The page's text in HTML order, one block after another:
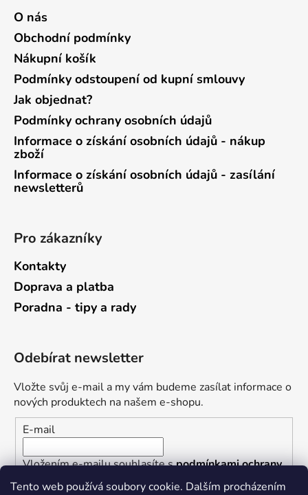
Tento web používá soubory cookie. Dalším procházením
O nás
Obchodní podmínky
Nákupní košík
Podmínky odstoupení od kupní smlouvy
Jak objednat?
Podmínky ochrany osobních údajů
Informace o získání osobních údajů - nákup
zboží
Informace o získání osobních údajů - zasílání
newsletterů
Pro zákazníky
Kontakty
Doprava a platba
Poradna - tipy a rady
Odebírat newsletter
Vložte svůj e-mail a my vám budeme zasílat informace o
nových produktech na našem e-shopu.
E-mail
Vložením e-mailu souhlasíte spodmínkami ochrany
osobních údajů